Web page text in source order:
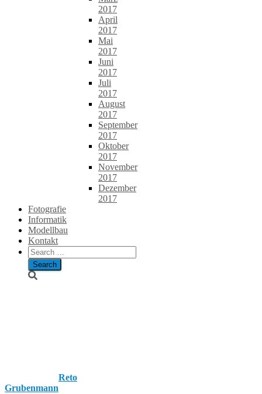
2017
April
2017
Mai
2017
Juni
2017
Juli
2017
August
2017
September
2017
Oktober
2017
November
2017
Dezember
2017
Fotografie
Informatik
Modellbau
Kontakt
Search
for:
Reto
Grubenmann